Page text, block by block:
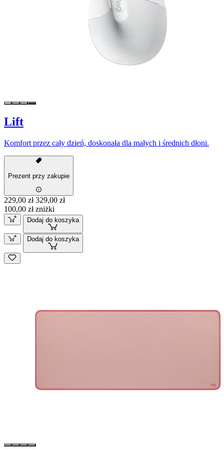
Lift
Komfort przez cały dzień, doskonała dla małych i średnich dłoni.
Prezent przy zakupie
229,00 zł 329,00 zł
100,00 zł zniżki
Dodaj do koszyka
Dodaj do koszyka